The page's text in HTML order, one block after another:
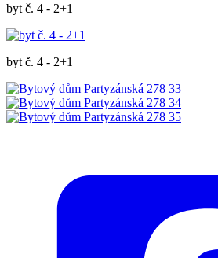
byt č. 4 - 2+1
byt č. 4 - 2+1